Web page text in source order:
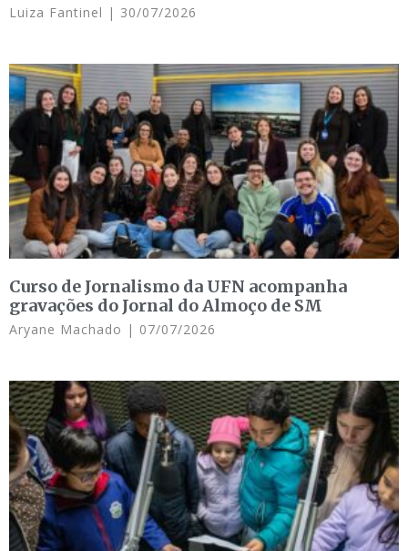
Luiza Fantinel 30/07/2026
Curso de Jornalismo da UFN acompanha
gravações do Jornal do Almoço de SM
Aryane Machado 07/07/2026